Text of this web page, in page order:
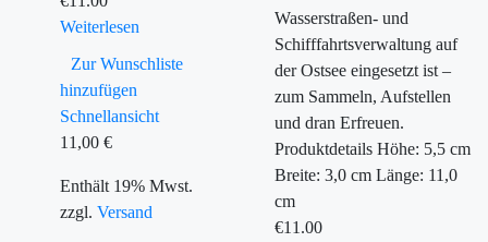
Weiterlesen
Zur Wunschliste
hinzufügen
Schnellansicht
11,00 €
Enthält 19% Mwst.
zzgl. Versand
Wasserstraßen- und
Schifffahrtsverwaltung auf
der Ostsee eingesetzt ist –
zum Sammeln, Aufstellen
und dran Erfreuen.
Produktdetails Höhe: 5,5 cm
Breite: 3,0 cm Länge: 11,0
cm
€11.00